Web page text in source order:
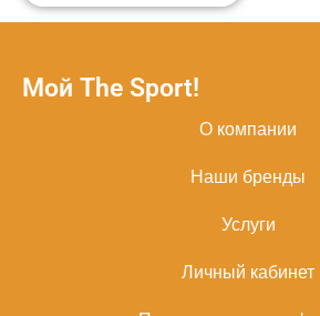
Мой The Sport!
О компании
Наши бренды
Услуги
Личный кабинет